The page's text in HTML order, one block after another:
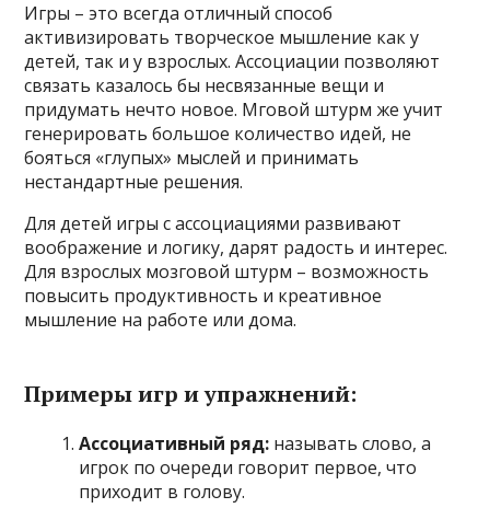
Игры – это всегда отличный способ
активизировать творческое мышление как у
детей, так и у взрослых. Ассоциации позволяют
связать казалось бы несвязанные вещи и
придумать нечто новое. Мговой штурм же учит
генерировать большое количество идей, не
бояться «глупых» мыслей и принимать
нестандартные решения.
Для детей игры с ассоциациями развивают
воображение и логику, дарят радость и интерес.
Для взрослых мозговой штурм – возможность
повысить продуктивность и креативное
мышление на работе или дома.
Примеры игр и упражнений:
Ассоциативный ряд: называть слово, а
игрок по очереди говорит первое, что
приходит в голову.